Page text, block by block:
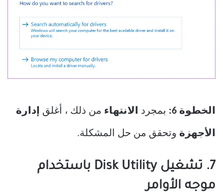
الخطوة 6: بمجرد الانتهاء من ذلك ، أغلق إدارة
الأجهزة وتحقق من حل المشكلة.
7. تشغيل Disk Utility باستخدام
موجه الأوامر